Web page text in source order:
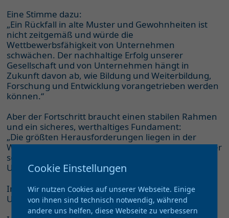
Eine Stimme dazu:
„Ein Rückfall in alte Muster und Gewohnheiten ist
nicht zeitgemäß und würde die
Wettbewerbsfähigkeit von Unternehmen
schwächen. Der nachhaltige Erfolg unserer
Gesellschaft und von Unternehmen hängt in
Zukunft davon ab, wie Bildung und Weiterbildung,
Forschung und Entwicklung vorangetrieben werden
können.“
Aber der Fortschritt braucht einen stabilen Rahmen
und ein sicheres, werthaltiges Fundament:
„Die größten Herausforderungen liegen in der
Wirtschaftsethik, in der inneren Haltung sowie in der
sozialen Verantwortung von Führungskräften und
Unternehmern.“
Im Spagat zwischen Vermitteln, Navigieren,
Umsetzen, Motivieren
Cookie Einstellungen
Wir nutzen Cookies auf unserer Webseite. Einige
von ihnen sind technisch notwendig, während
andere uns helfen, diese Webseite zu verbessern